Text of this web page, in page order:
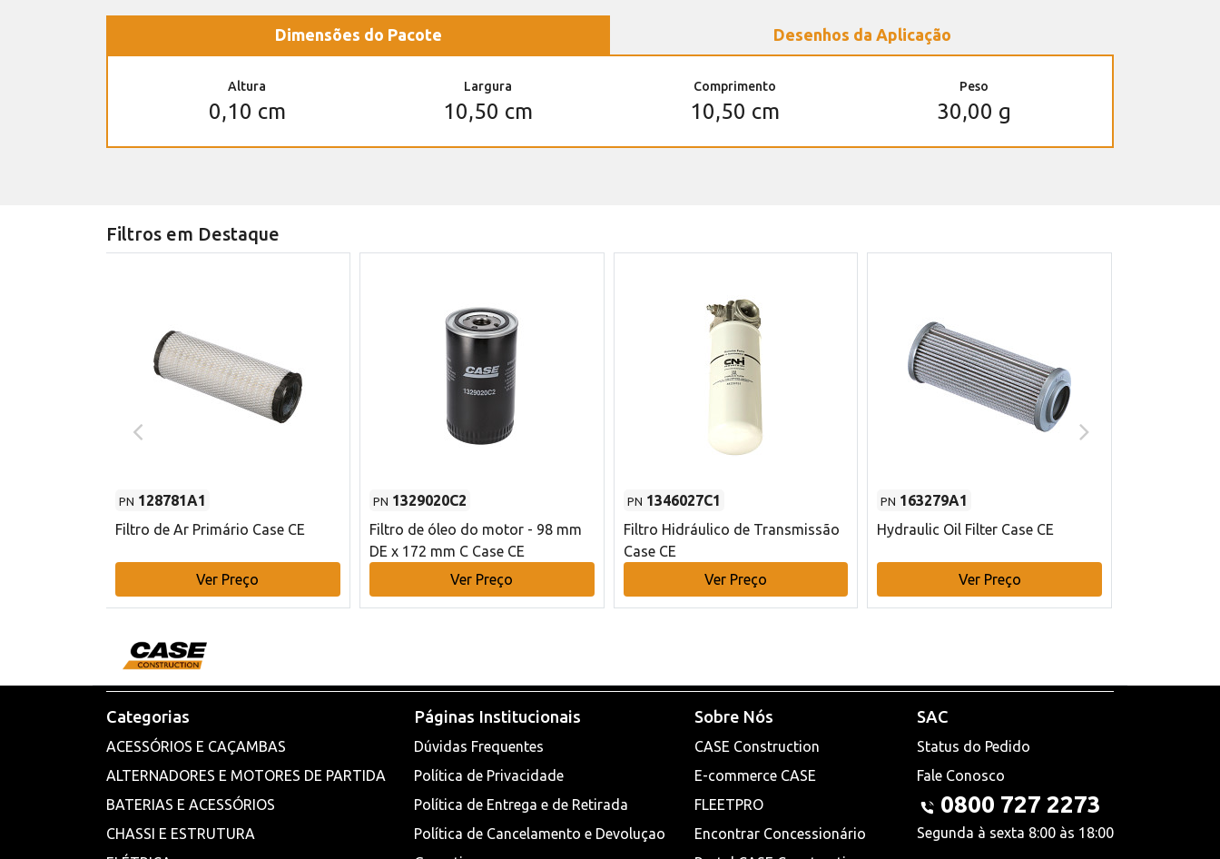
Dimensões do Pacote Desenhos da Aplicação
Altura
0,10 cm
Largura
10,50 cm
Comprimento
10,50 cm
Peso
30,00 g
Filtros em Destaque
PN 128781A1
Filtro de Ar Primário Case CE
Ver Preço
PN 1329020C2
Filtro de óleo do motor - 98 mm
DE x 172 mm C Case CE
Ver Preço
PN 1346027C1
Filtro Hidráulico de Transmissão
Case CE
Ver Preço
PN 163279A1
Hydraulic Oil Filter Case CE
Ver Preço
Categorias
ACESSÓRIOS E CAÇAMBAS
ALTERNADORES E MOTORES DE PARTIDA
BATERIAS E ACESSÓRIOS
CHASSI E ESTRUTURA
Páginas Institucionais
Dúvidas Frequentes
Política de Privacidade
Política de Entrega e de Retirada
Política de Cancelamento e Devoluçao
Sobre Nós
CASE Construction
E-commerce CASE
FLEETPRO
Encontrar Concessionário
SAC
Status do Pedido
Fale Conosco
0800 727 2273
Segunda à sexta 8:00 às 18:00